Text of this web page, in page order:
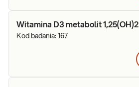
Witamina D3 metabolit 1,25(OH)2
Kod badania: 167